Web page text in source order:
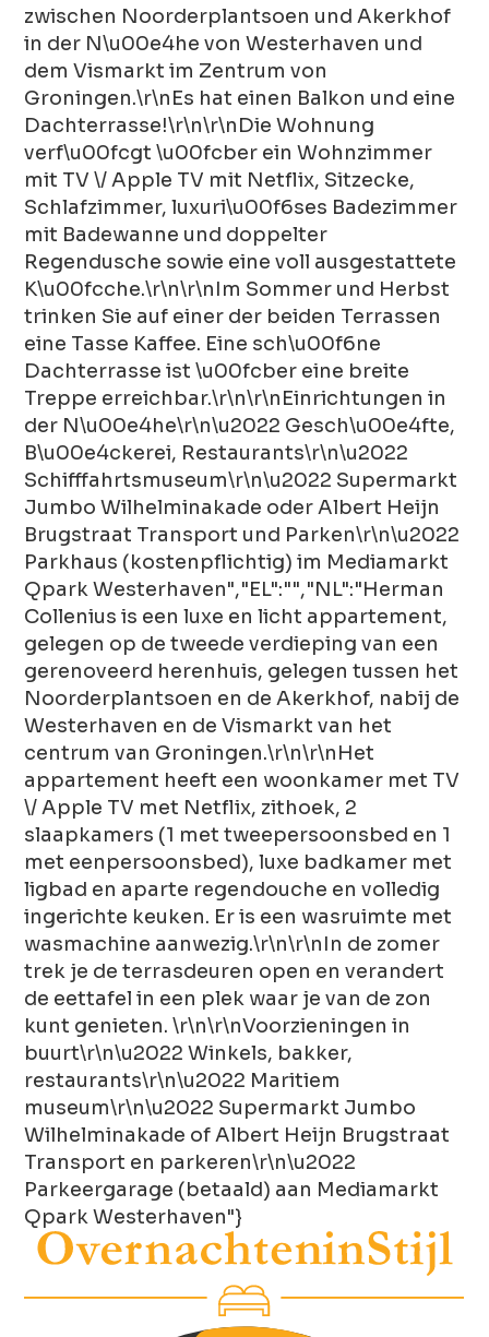
zwischen Noorderplantsoen und Akerkhof
in der N\u00e4he von Westerhaven und
dem Vismarkt im Zentrum von
Groningen.\r\nEs hat einen Balkon und eine
Dachterrasse!\r\n\r\nDie Wohnung
verf\u00fcgt \u00fcber ein Wohnzimmer
mit TV \/ Apple TV mit Netflix, Sitzecke,
Schlafzimmer, luxuri\u00f6ses Badezimmer
mit Badewanne und doppelter
Regendusche sowie eine voll ausgestattete
K\u00fcche.\r\n\r\nIm Sommer und Herbst
trinken Sie auf einer der beiden Terrassen
eine Tasse Kaffee. Eine sch\u00f6ne
Dachterrasse ist \u00fcber eine breite
Treppe erreichbar.\r\n\r\nEinrichtungen in
der N\u00e4he\r\n\u2022 Gesch\u00e4fte,
B\u00e4ckerei, Restaurants\r\n\u2022
Schifffahrtsmuseum\r\n\u2022 Supermarkt
Jumbo Wilhelminakade oder Albert Heijn
Brugstraat Transport und Parken\r\n\u2022
Parkhaus (kostenpflichtig) im Mediamarkt
Qpark Westerhaven","EL":"","NL":"Herman
Collenius is een luxe en licht appartement,
gelegen op de tweede verdieping van een
gerenoveerd herenhuis, gelegen tussen het
Noorderplantsoen en de Akerkhof, nabij de
Westerhaven en de Vismarkt van het
centrum van Groningen.\r\n\r\nHet
appartement heeft een woonkamer met TV
\/ Apple TV met Netflix, zithoek, 2
slaapkamers (1 met tweepersoonsbed en 1
met eenpersoonsbed), luxe badkamer met
ligbad en aparte regendouche en volledig
ingerichte keuken. Er is een wasruimte met
wasmachine aanwezig.\r\n\r\nIn de zomer
trek je de terrasdeuren open en verandert
de eettafel in een plek waar je van de zon
kunt genieten. \r\n\r\nVoorzieningen in
buurt\r\n\u2022 Winkels, bakker,
restaurants\r\n\u2022 Maritiem
museum\r\n\u2022 Supermarkt Jumbo
Wilhelminakade of Albert Heijn Brugstraat
Transport en parkeren\r\n\u2022
Parkeergarage (betaald) aan Mediamarkt
Qpark Westerhaven"}